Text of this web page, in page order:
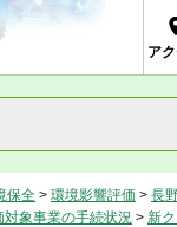
Nagano Prefecture
ア
保全 > 環境影響評価 > 長
象事業の手続状況 > 新